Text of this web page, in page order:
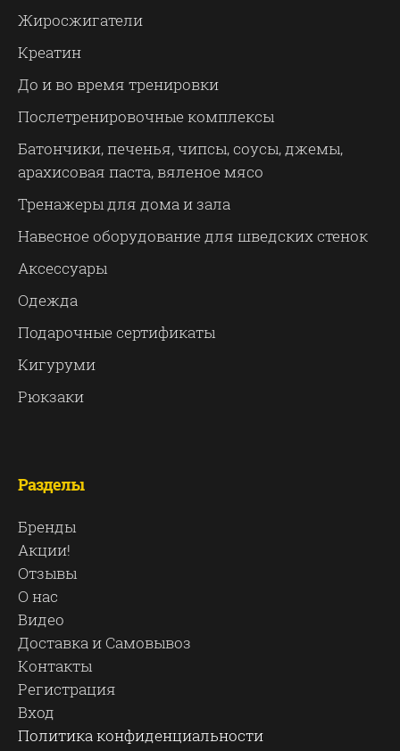
Жиросжигатели
Креатин
До и во время тренировки
Послетренировочные комплексы
Батончики, печенья, чипсы, соусы, джемы,
арахисовая паста, вяленое мясо
Тренажеры для дома и зала
Навесное оборудование для шведских стенок
Аксессуары
Одежда
Подарочные сертификаты
Кигуруми
Рюкзаки
Разделы
Бренды
Акции!
Отзывы
О нас
Видео
Доставка и Самовывоз
Контакты
Регистрация
Вход
Политика конфиденциальности